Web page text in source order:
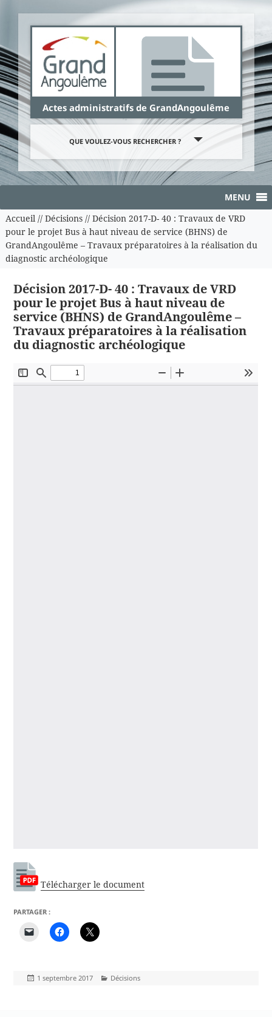
Actes administratifs de GrandAngoulême
QUE VOULEZ-VOUS RECHERCHER ?
MENU
Accueil// Décisions// Décision 2017-D- 40 : Travaux de VRD
pour le projet Bus à haut niveau de service (BHNS) de
GrandAngoulême – Travaux préparatoires à la réalisation du
diagnostic archéologique
Décision 2017-D- 40 : Travaux de VRD
pour le projet Bus à haut niveau de
service (BHNS) de GrandAngoulême –
Travaux préparatoires à la réalisation
du diagnostic archéologique
Télécharger le document
PARTAGER :
Publié
1 septembre 2017 Catégories
Décisions
Panneau de gestion des cookies